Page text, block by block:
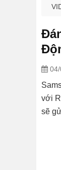
với
sẽ